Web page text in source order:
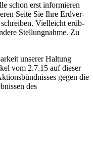
schon erst infor­mie­ren
Sei­te Sie Ihre Erd­ver­
Viel­leicht erüb­
Stel­lung­nah­me. Zu
unse­rer Hal­tung
vom 2.7.15 auf die­ser
gegen die
des